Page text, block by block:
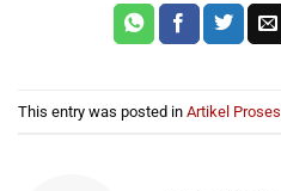
This entry was posted in Artikel Proses